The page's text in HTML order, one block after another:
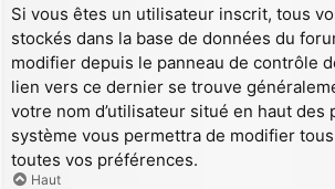
Si vous êtes un utilisateur inscrit, tous
stockés dans la base de données du
modifier depuis le panneau de contrôle
lien vers ce dernier se trouve
votre nom d’utilisateur situé en haut des
système vous permettra de modifier
toutes vos préférences.
Haut